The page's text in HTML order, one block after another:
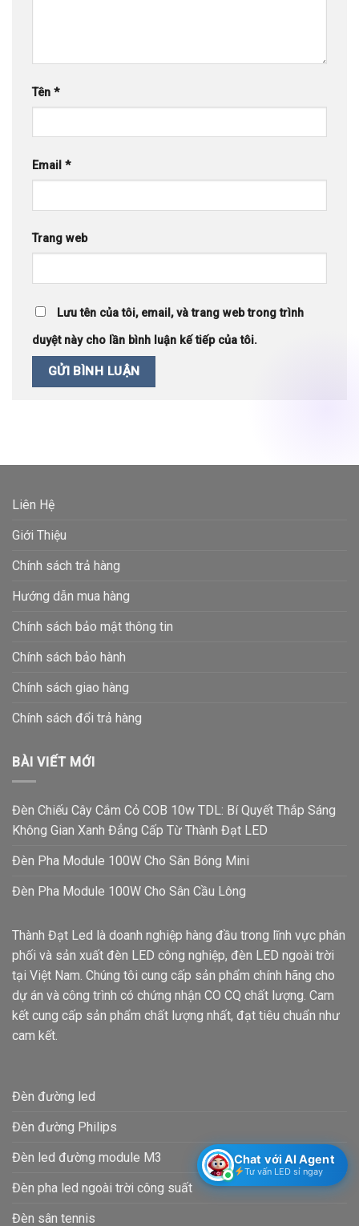
Tên *
Email *
Trang web
Lưu tên của tôi, email, và trang web trong trình
duyệt này cho lần bình luận kế tiếp của tôi.
Liên Hệ
Giới Thiệu
Chính sách trả hàng
Hướng dẫn mua hàng
Chính sách bảo mật thông tin
Chính sách bảo hành
Chính sách giao hàng
Chính sách đổi trả hàng
BÀI VIẾT MỚI
Đèn Chiếu Cây Cắm Cỏ COB 10w TDL: Bí Quyết Thắp Sáng
Không Gian Xanh Đẳng Cấp Từ Thành Đạt LED
Đèn Pha Module 100W Cho Sân Bóng Mini
Đèn Pha Module 100W Cho Sân Cầu Lông
Thành Đạt Led là doanh nghiệp hàng đầu trong lĩnh vực phân
phối và sản xuất đèn LED công nghiệp, đèn LED ngoài trời
tại Việt Nam. Chúng tôi cung cấp sản phẩm chính hãng cho
dự án và công trình có chứng nhận CO CQ chất lượng. Cam
kết cung cấp sản phẩm chất lượng nhất, đạt tiêu chuẩn như
cam kết.
Đèn đường led
Đèn đường Philips
Đèn led đường module M3
Đèn pha led ngoài trời công suất
Đèn sân tennis
Chat với AI Agent
Tư vấn LED sỉ ngay